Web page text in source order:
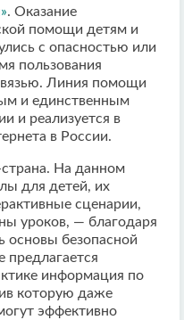
. Оказание
помощи детям и
с опасностью или
пользования
Линия помощи
и единственным
и реализуется в
в России.
страна. На данном
для детей, их
сценарии,
уроков, — благодаря
основы безопасной
предлагается
информация по
которую даже
эффективно